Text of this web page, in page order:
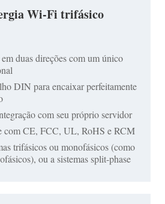
Wi-Fi trifásico
duas direções com um único
DIN para encaixar perfeitamente
com seu próprio servidor
com CE, FCC, UL, RoHS e RCM
trifásicos ou monofásicos (como
ou a sistemas split-phase